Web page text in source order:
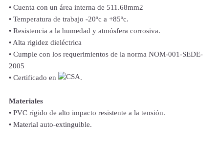
• Cuenta con un área interna de 511.68mm2
• Temperatura de trabajo -20ºc a +85ºc.
• Resistencia a la humedad y atmósfera corrosiva.
• Alta rigidez dieléctrica
• Cumple con los requerimientos de la norma NOM-001-SEDE-
2005
• Certificado en
.
Materiales
• PVC rígido de alto impacto resistente a la tensión.
• Material auto-extinguible.